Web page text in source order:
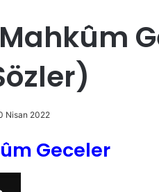
Nisan 2022
Geceler